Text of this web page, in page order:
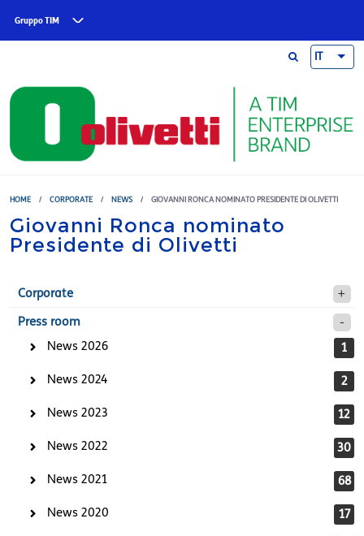
Gruppo TIM
IT
HOME / CORPORATE / NEWS / GIOVANNI RONCA NOMINATO PRESIDENTE DI OLIVETTI
Giovanni Ronca nominato
Presidente di Olivetti
Corporate
Press room
News 2026
1
News 2024 2
News 2023 12
News 2022 30
News 2021 68
News 2020 17